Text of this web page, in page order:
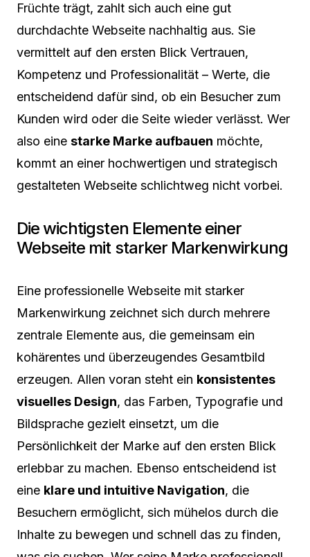
Früchte trägt, zahlt sich auch eine gut
durchdachte Webseite nachhaltig aus. Sie
vermittelt auf den ersten Blick Vertrauen,
Kompetenz und Professionalität – Werte, die
entscheidend dafür sind, ob ein Besucher zum
Kunden wird oder die Seite wieder verlässt. Wer
also eine starke Marke aufbauen möchte,
kommt an einer hochwertigen und strategisch
gestalteten Webseite schlichtweg nicht vorbei.
Die wichtigsten Elemente einer
Webseite mit starker Markenwirkung
Eine professionelle Webseite mit starker
Markenwirkung zeichnet sich durch mehrere
zentrale Elemente aus, die gemeinsam ein
kohärentes und überzeugendes Gesamtbild
erzeugen. Allen voran steht ein konsistentes
visuelles Design, das Farben, Typografie und
Bildsprache gezielt einsetzt, um die
Persönlichkeit der Marke auf den ersten Blick
erlebbar zu machen. Ebenso entscheidend ist
eine klare und intuitive Navigation, die
Besuchern ermöglicht, sich mühelos durch die
Inhalte zu bewegen und schnell das zu finden,